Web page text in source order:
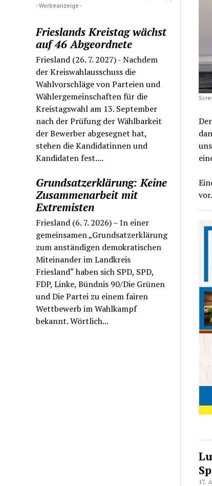
- Werbeanzeige -
Frieslands Kreistag wächst
auf 46 Abgeordnete
Friesland (26. 7. 2027) - Nachdem
der Kreiswahlausschuss die
Wahlvorschläge von Parteien und
Wählergemeinschaften für die
Kreistagswahl am 13. September
nach der Prüfung der Wählbarkeit
der Bewerber abgesegnet hat,
stehen die Kandidatinnen und
Kandidaten fest....
Grundsatzerklärung: Keine
Zusammenarbeit mit
Extremisten
Friesland (6. 7. 2026) – In einer
gemeinsamen „Grundsatzerklärung
zum anständigen demokratischen
Miteinander im Landkreis
Friesland“ haben sich SPD, SPD,
FDP, Linke, Bündnis 90/Die Grünen
und Die Partei zu einem fairen
Wettbewerb im Wahlkampf
bekannt. Wörtlich...
vor.
17.